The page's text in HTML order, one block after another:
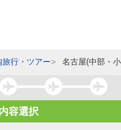
旅行・ツアー 名古屋(中部・
容選択